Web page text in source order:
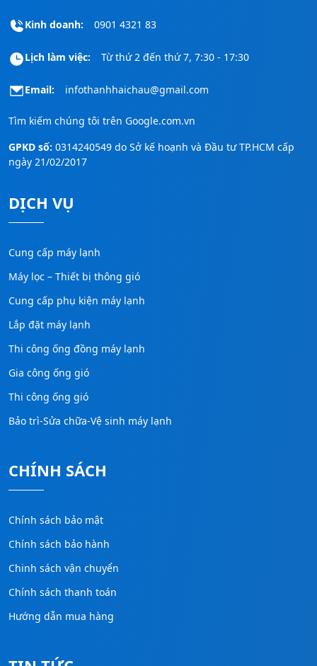
Kinh doanh: 0901 4321 83
Lịch làm việc: Từ thứ 2 đến thứ 7, 7:30 - 17:30
Email: infothanhhaichau@gmail.com
Tìm kiếm chúng tôi trên Google.com.vn
GPKD số: 0314240549 do Sở kế hoạnh và Đầu tư TP.HCM cấp
ngày 21/02/2017
DỊCH VỤ
Cung cấp máy lạnh
Máy lọc – Thiết bị thông gió
Cung cấp phụ kiện máy lạnh
Lắp đặt máy lạnh
Thi công ống đồng máy lạnh
Gia công ống gió
Thi công ống gió
Bảo trì-Sửa chữa-Vệ sinh máy lạnh
CHÍNH SÁCH
Chính sách bảo mật
Chính sách bảo hành
Chinh sách vận chuyển
Chính sách thanh toán
Hướng dẫn mua hàng